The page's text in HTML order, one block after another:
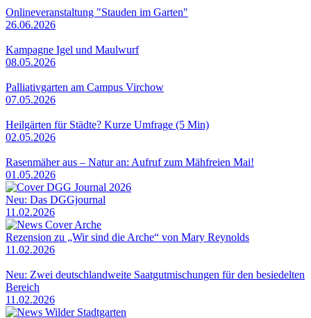
Onlineveranstaltung "Stauden im Garten"
26.06.2026
Kampagne Igel und Maulwurf
08.05.2026
Palliativgarten am Campus Virchow
07.05.2026
Heilgärten für Städte? Kurze Umfrage (5 Min)
02.05.2026
Rasenmäher aus – Natur an: Aufruf zum Mähfreien Mai!
01.05.2026
Neu: Das DGGjournal
11.02.2026
Rezension zu „Wir sind die Arche“ von Mary Reynolds
11.02.2026
Neu: Zwei deutschlandweite Saatgutmischungen für den besiedelten
Bereich
11.02.2026